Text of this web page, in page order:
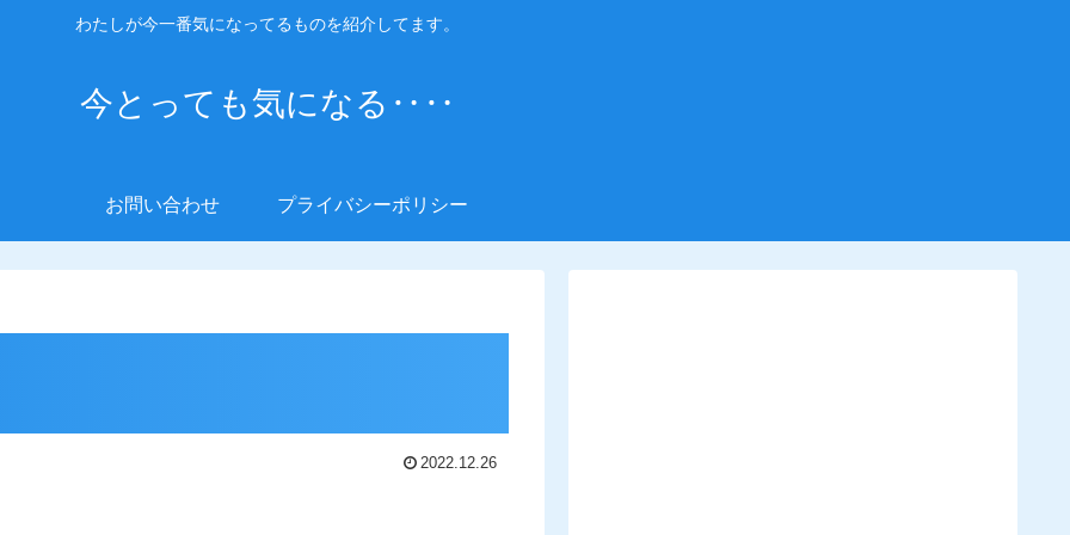
わたしが今一番気になってるものを紹介してます。
今とっても気になる‥‥
お問い合わせ プライバシーポリシー
2022.12.26